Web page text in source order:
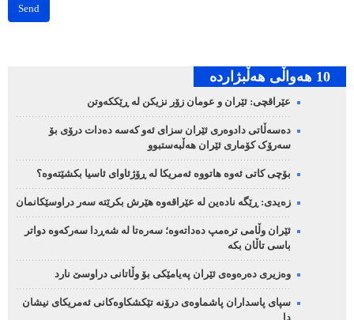
Send
10 هه‌واڵی هه‌ڵبژارده‌
عێراقچی: ئێران و عومان زۆر نزیکن لە ڕێککەوتن
دەسەڵاتی دادوەری ئێران سزای ئەو کەسە دەدات درۆی بۆ
سەرۆک کۆماری ئێران هەڵبەستبوو
بۆچی کاتی ئەوە هاتووە ئەمریکا لە ڕۆژئاوای ئاسیا بکشێتەوە؟
زەیدی: ڕێگە نادەین لە عێراقەوە هێرش بکرێتە سەر دراوسێکانمان
ئێران وڵامی ترەمپ دەداتەوە؛ سەرەتا لە شەڕدا سەرکەوە دواتر
باسی تاڵان بکە
وەزیری دەرەوەی ئێران پەیامێکی بۆ وڵاتانی دراوسێ نارد
سپای پاسداران پاشماوەی درۆنە تێکشکاوەکانی ئەمریکای نیشان